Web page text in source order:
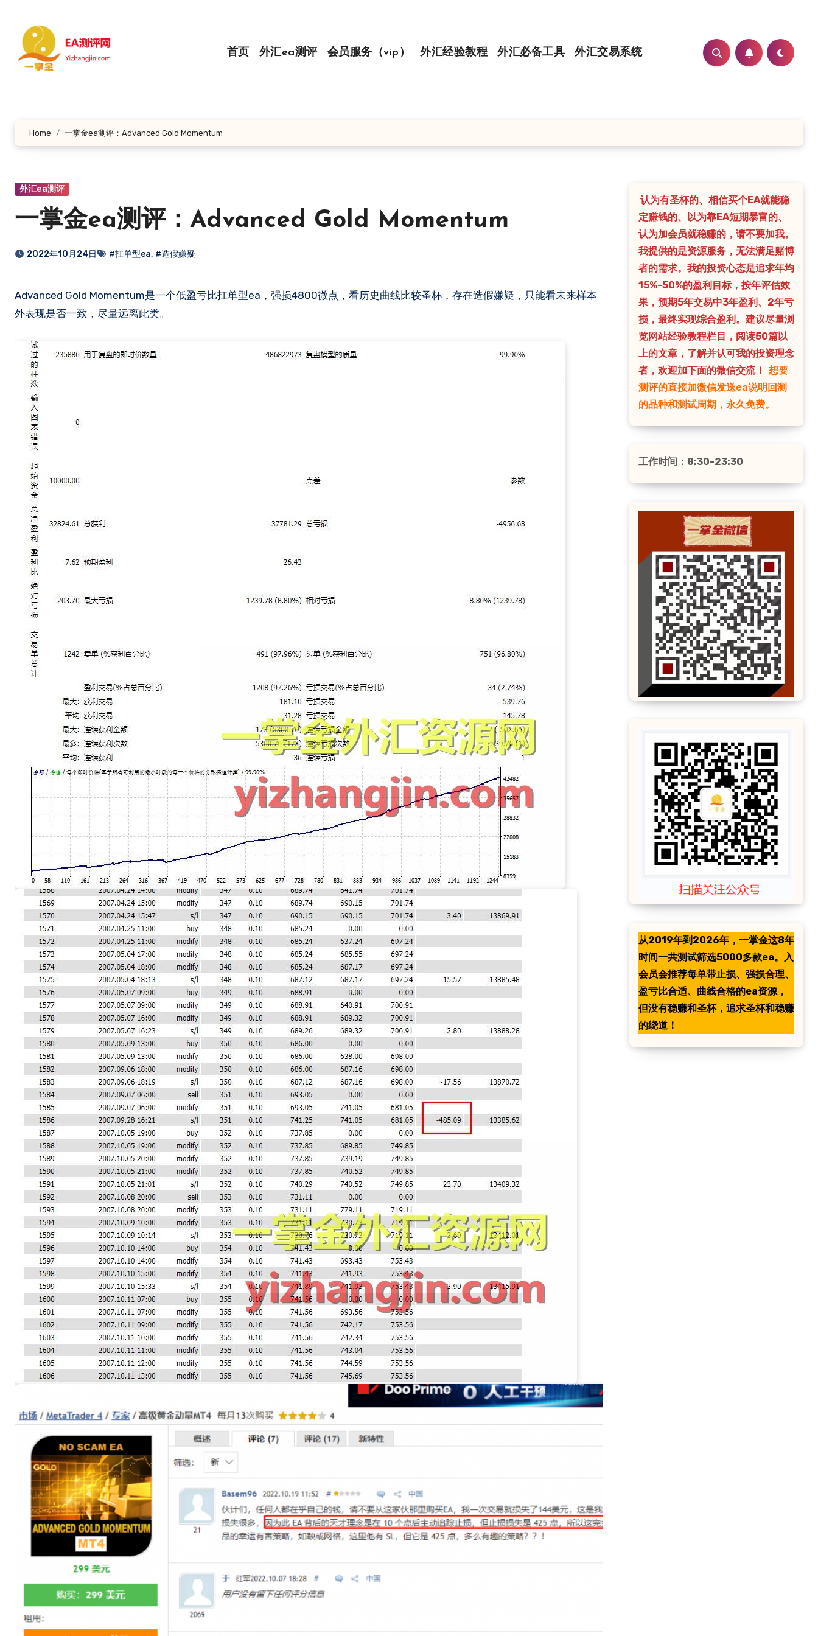
首页 外汇ea测评 会员服务（vip） 外汇经验教程 外汇必备工具 外汇交易系统
Home 一掌金ea测评：Advanced Gold Momentum
外汇ea测评
一掌金ea测评：Advanced Gold Momentum
2022年10月24日 #扛单型ea, #造假嫌疑
Advanced Gold Momentum是一个低盈亏比扛单型ea，强损4800微点，看历史曲线比较圣杯，存在造假嫌疑，只能看未来样本
外表现是否一致，尽量远离此类。
认为有圣杯的、相信买个EA就能稳
定赚钱的、以为靠EA短期暴富的、
认为加会员就稳赚的，请不要加我。
我提供的是资源服务，无法满足赌博
者的需求。我的投资心态是追求年均
15%-50%的盈利目标，按年评估效
果，预期5年交易中3年盈利、2年亏
损，最终实现综合盈利。建议尽量浏
览网站经验教程栏目，阅读50篇以
上的文章，了解并认可我的投资理念
者，欢迎加下面的微信交流！
想要
测评的直接加微信发送ea说明回测
的品种和测试周期，永久免费。
工作时间：8:30-23:30
从2019年到2026年，一掌金这8年
时间一共测试筛选5000多款ea。入
会员会推荐每单带止损、强损合理、
盈亏比合适、曲线合格的ea资源，
但没有稳赚和圣杯，追求圣杯和稳赚
的绕道！